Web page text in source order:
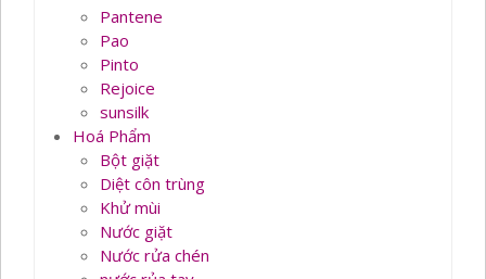
Pantene
Pao
Pinto
Rejoice
sunsilk
Hoá Phẩm
Bột giặt
Diệt côn trùng
Khử mùi
Nước giặt
Nước rửa chén